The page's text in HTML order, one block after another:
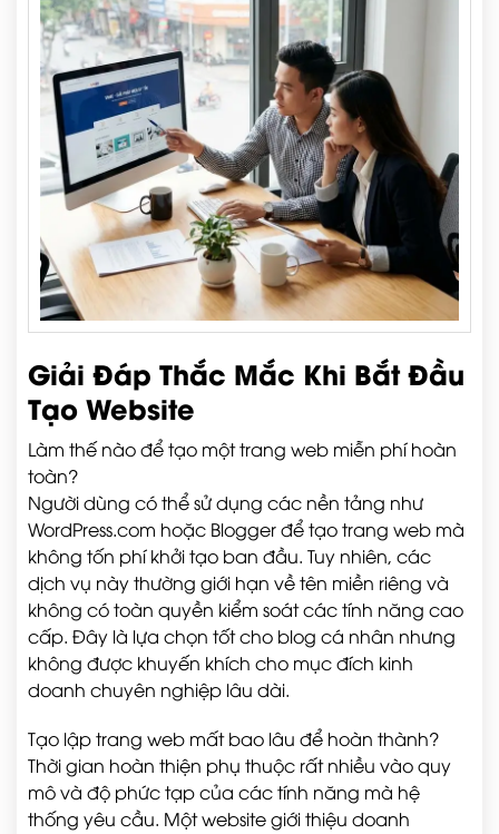
Giải Đáp Thắc Mắc Khi Bắt Đầu
Tạo Website
Làm thế nào để tạo một trang web miễn phí hoàn
toàn?
Người dùng có thể sử dụng các nền tảng như
WordPress.com hoặc Blogger để tạo trang web mà
không tốn phí khởi tạo ban đầu. Tuy nhiên, các
dịch vụ này thường giới hạn về tên miền riêng và
không có toàn quyền kiểm soát các tính năng cao
cấp. Đây là lựa chọn tốt cho blog cá nhân nhưng
không được khuyến khích cho mục đích kinh
doanh chuyên nghiệp lâu dài.
Tạo lập trang web mất bao lâu để hoàn thành?
Thời gian hoàn thiện phụ thuộc rất nhiều vào quy
mô và độ phức tạp của các tính năng mà hệ
thống yêu cầu. Một website giới thiệu doanh